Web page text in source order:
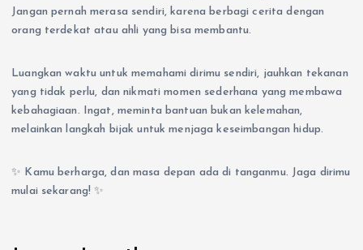
Jangan pernah merasa sendiri, karena berbagi cerita dengan
orang terdekat atau ahli yang bisa membantu.
Luangkan waktu untuk memahami dirimu sendiri, jauhkan tekanan
yang tidak perlu, dan nikmati momen sederhana yang membawa
kebahagiaan. Ingat, meminta bantuan bukan kelemahan,
melainkan langkah bijak untuk menjaga keseimbangan hidup.
✨ Kamu berharga, dan masa depan ada di tanganmu. Jaga dirimu
mulai sekarang! ✨